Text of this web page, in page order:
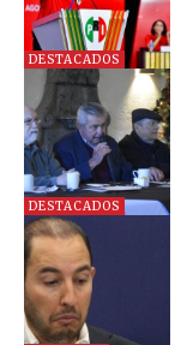
DESTACADOS
DESTACADOS